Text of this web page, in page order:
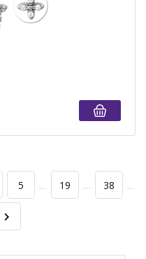
5 … 19 … 38 …